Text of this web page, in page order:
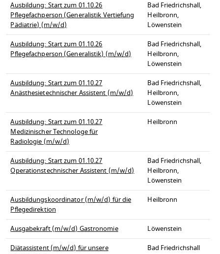
Ausbildung: Start zum 01.10.26
Pflegefachperson (Generalistik Vertiefung
Pädiatrie) (m/w/d)
Bad Friedrichshall,
Heilbronn,
Löwenstein
Ausbildung: Start zum 01.10.26
Pflegefachperson (Generalistik) (m/w/d)
Bad Friedrichshall,
Heilbronn,
Löwenstein
Ausbildung: Start zum 01.10.27
Anästhesietechnischer Assistent (m/w/d)
Bad Friedrichshall,
Heilbronn,
Löwenstein
Ausbildung: Start zum 01.10.27
Medizinischer Technologe für
Radiologie (m/w/d)
Heilbronn
Ausbildung: Start zum 01.10.27
Operationstechnischer Assistent (m/w/d)
Bad Friedrichshall,
Heilbronn,
Löwenstein
Ausbildungskoordinator (m/w/d) für die
Pflegedirektion
Heilbronn
Ausgabekraft (m/w/d) Gastronomie
Löwenstein
Diätassistent (m/w/d) für unsere
Bad Friedrichshall